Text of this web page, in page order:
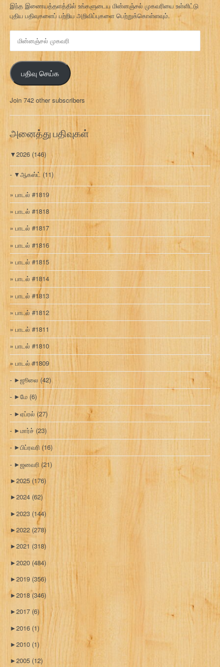
இந்த இணையத்தளத்தில் உங்களுடைய மின்னஞ்சல் முகவரியை உள்ளிட்டு
புதிய பதிவுகளைப் பற்றிய அறிவிப்புகளை பெற்றுக்கொள்ளவும்.
ன
ஞ்
ச
ல்
க
வ
பதிவு செய்க
Join 742 other subscribers
அனைத்து பதிவுகள்
▼2026 (146)
▼ஆகஸ்ட் (11)
பாடல் #1819
பாடல் #1818
பாடல் #1817
பாடல் #1816
பாடல் #1815
பாடல் #1814
பாடல் #1813
பாடல் #1812
பாடல் #1811
பாடல் #1810
பாடல் #1809
►ஜூலை(42)
►மே (6)
►ஏப்ரல் (27)
►மார்ச் (23)
►பிப்ரவரி (16)
►ஜனவரி (21)
►2025 (176)
►2024 (62)
►2023 (144)
►2022 (278)
►2021 (318)
►2020 (484)
►2019 (356)
►2018(346)
►2017 (6)
►2016 (1)
►2010 (1)
►2005 (12)